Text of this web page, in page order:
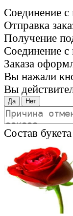
Соединение с
Отправка
Получение
Соединение с
Заказа
Вы нажали
Вы
Да Нет
Состав букета